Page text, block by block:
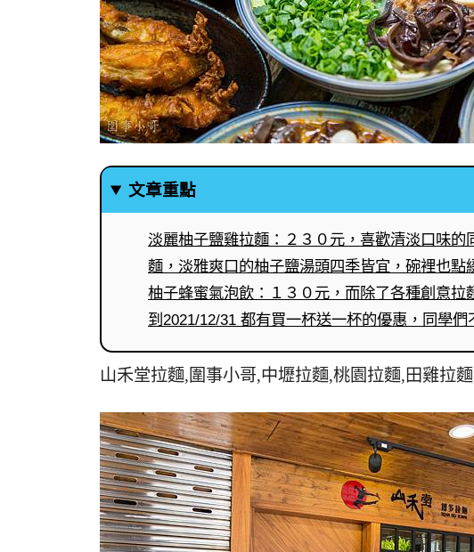
文章重點
淡麗柚子鹽雞拉麵：２３０元，喜歡清淡口味
麵，淡雅爽口的柚子鹽湯頭四季皆宜，碗裡也點
柚子蜂蜜氣泡飲：１３０元，而除了各種創意
到2021/12/31 都有買一杯送一杯的優惠，同學們
山禾堂拉麵,圍事小哥,中壢拉麵,桃園拉麵,田雞拉